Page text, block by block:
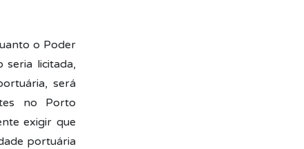
o Poder
licitada,
será
no Porto
exigir que
portuária